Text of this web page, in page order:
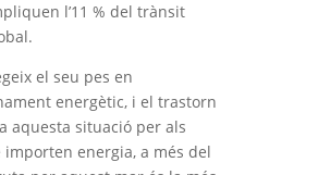
l’11 % del trànsit
el seu pes en
energètic, i el trastorn
aquesta situació per als
importen energia, a més del